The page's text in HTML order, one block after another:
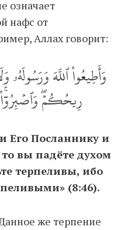
означает
нафс от
Аллах говорит:
وَأَطِيعُواْ ٱللَّهَ
رِيحُكُمۡۖ
Его Посланнику и
вы падёте духом
терпеливы, ибо
(8:46).
же терпение